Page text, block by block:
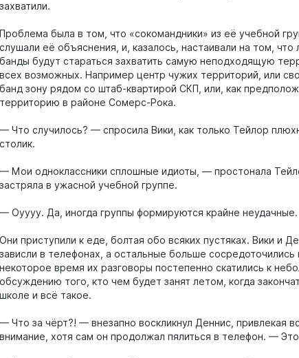
захватили.
Проблема была в том, что «сокомандники» из её учебной
слушали её объяснения, и, казалось, настаивали на том,
банды будут стараться захватить самую неподходящую
всех возможных. Например центр чужих территорий, или
банд зону рядом со штаб-квартирой СКП, или, как
территорию в районе Сомерс-Рока.
— Что случилось? — спросила Вики, как только Тейлор
столик.
— Мои одноклассники сплошные идиоты, — простонала
застряла в ужасной учебной группе.
— Оуууу. Да, иногда группы формируются крайне неудачные.
Они приступили к еде, болтая обо всяких пустяках. Вики и
зависли в телефонах, а остальные больше сосредоточились
некоторое время их разговоры постепенно скатились к
обсуждению того, кто чем будет занят летом, когда
школе и всё такое.
— Что за чёрт?! — внезапно воскликнул Деннис, привлекая
внимание, хотя сам он продолжал пялиться в телефон. —